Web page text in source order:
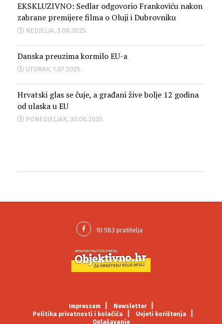
EKSKLUZIVNO: Sedlar odgovorio Frankoviću nakon
zabrane premijere filma o Oluji i Dubrovniku
NEDJELJA, 3.08.2025.
Danska preuzima kormilo EU-a
UTORAK, 1.07.2025.
Hrvatski glas se čuje, a građani žive bolje 12 godina
od ulaska u EU
PONEDJELJAK, 30.06.2025.
Impressum
Newsletter
Politika privatnosti i kolačića
Uvjeti korištenja
Oglašavanje